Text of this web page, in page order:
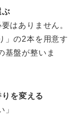
ぶ
はありません。
」の2本を用意す
基盤が整いま
を変える
」